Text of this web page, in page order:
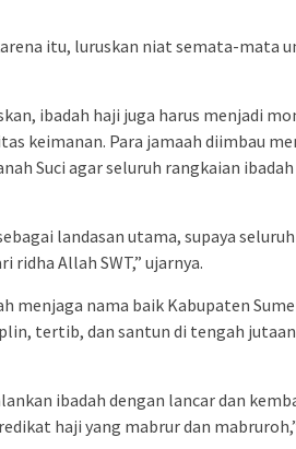
itu, luruskan niat semata-mata
ibadah haji juga harus menjadi
keimanan. Para jamaah diimbau
Suci agar seluruh rangkaian
landasan utama, supaya
Allah SWT,” ujarnya.
menjaga nama baik Kabupaten
tertib, dan santun di tengah
ibadah dengan lancar dan
haji yang mabrur dan